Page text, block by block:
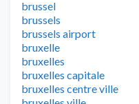
brussel
brussels
brussels airport
bruxelle
bruxelles
bruxelles capitale
bruxelles centre ville